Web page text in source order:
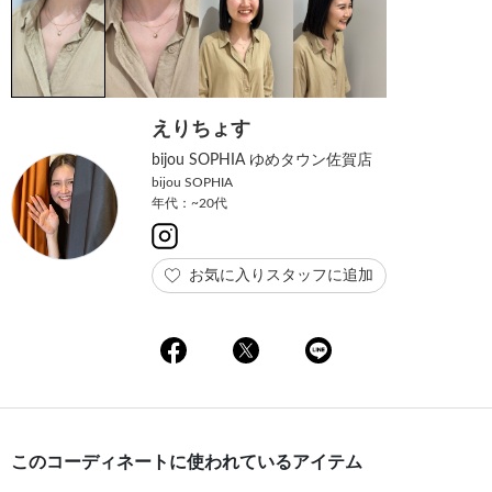
えりちょす
bijou SOPHIA ゆめタウン佐賀店
bijou SOPHIA
年代：~20代
お気に入りスタッフに追加
このコーディネートに使われているアイテム